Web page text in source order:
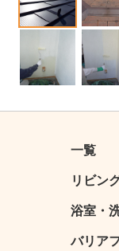
一覧
リビン
浴室・
バリア